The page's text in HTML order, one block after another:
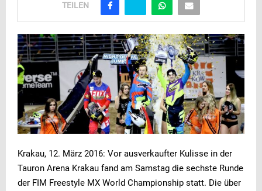
TEILEN
Krakau, 12. März 2016: Vor ausverkaufter Kulisse in der
Tauron Arena Krakau fand am Samstag die sechste Runde
der FIM Freestyle MX World Championship statt. Die über